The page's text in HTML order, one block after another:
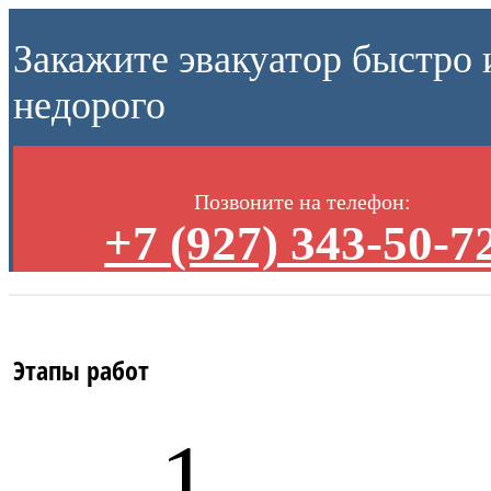
Закажите эвакуатор быстро
недорого
Позвоните на телефон:
+7 (927) 343-50-
Этапы работ